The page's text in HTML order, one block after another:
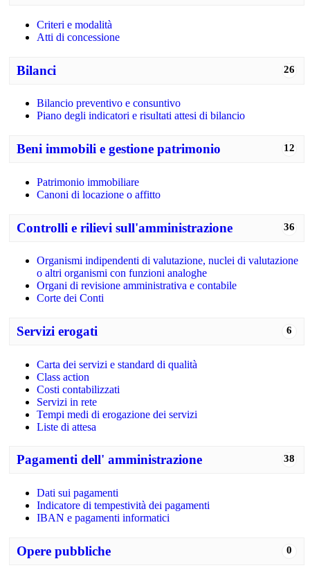
Criteri e modalità
Atti di concessione
26
Bilanci
Bilancio preventivo e consuntivo
Piano degli indicatori e risultati attesi di bilancio
12
Beni immobili e gestione patrimonio
Patrimonio immobiliare
Canoni di locazione o affitto
36
Controlli e rilievi sull'amministrazione
Organismi indipendenti di valutazione, nuclei di valutazione
o altri organismi con funzioni analoghe
Organi di revisione amministrativa e contabile
Corte dei Conti
6
Servizi erogati
Carta dei servizi e standard di qualità
Class action
Costi contabilizzati
Servizi in rete
Tempi medi di erogazione dei servizi
Liste di attesa
38
Pagamenti dell' amministrazione
Dati sui pagamenti
Indicatore di tempestività dei pagamenti
IBAN e pagamenti informatici
0
Opere pubbliche